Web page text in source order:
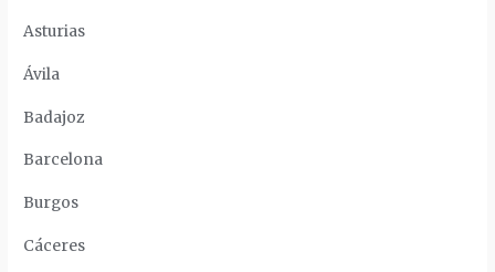
Asturias
Ávila
Badajoz
Barcelona
Burgos
Cáceres